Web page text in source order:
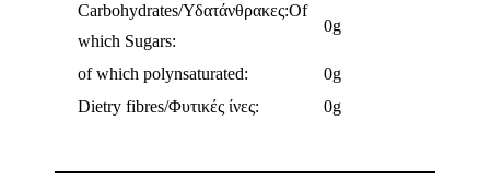
Carbohydrates/Υδατάνθρακες:Of
which Sugars:
0g
οf which polynsaturated:
0g
Dietry fibres/Φυτικές ίνες:
0g